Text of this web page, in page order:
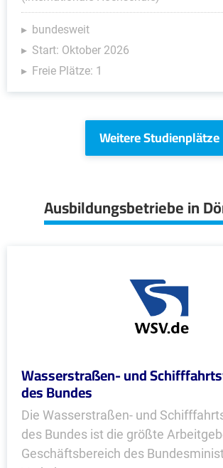
bundesweit
Start: Oktober 2026
Freie Plätze: 1
Weitere Studienplätze
Ausbildungsbetriebe in
Wasserstraßen- und
des Bundes
Die Wasserstraßen- und
des Bundes ist die größte
Geschäftsbereich des